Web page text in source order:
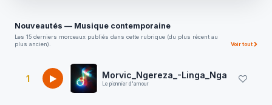
Nouveautés — Musique contemporaine
Les 15 derniers morceaux publiés dans cette rubrique (du plus récent au
plus ancien).
Voir tout
1 Morvic_Ngereza_-Linga_Nga
Le pionnier d'amour